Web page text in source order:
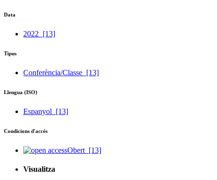
Data
2022 [13]
Tipus
Conferència/Classe [13]
Llengua (ISO)
Espanyol [13]
Condicions d'accés
Obert [13]
Visualitza